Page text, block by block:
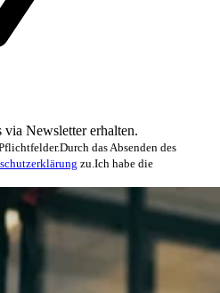
Newsletter erhalten.
Durch das Absenden des
zu. Ich habe die